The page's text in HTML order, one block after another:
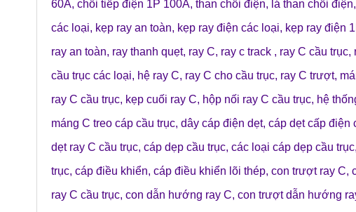
60A, chổi tiếp điện 1P 100A, than chổi điện, lá than chổi điện,
các loại, kẹp ray an toàn, kẹp ray điện các loại, kẹp ray điện
ray an toàn, ray thanh quẹt, ray C, ray c track , ray C cầu trục,
cầu trục các loại, hệ ray C, ray C cho cầu trục, ray C trượt,
ray C cầu trục, kẹp cuối ray C, hộp nối ray C cầu trục, hệ
máng C treo cáp cầu trục, dây cáp điện dẹt, cáp dẹt cấp điện
dẹt ray C cầu trục, cáp dẹp cầu trục, các loại cáp dẹp cầu trục,
trục, cáp điều khiển, cáp điều khiển lõi thép, con trượt ray C,
ray C cầu trục, con dẫn hướng ray C, con trượt dẫn hướng